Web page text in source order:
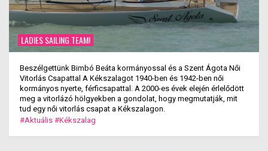
LADIES SAILING TEAM!
Beszélgettünk Bimbó Beáta kormányossal és a Szent Ágota Női
Vitorlás Csapattal A Kékszalagot 1940-ben és 1942-ben női
kormányos nyerte, férficsapattal. A 2000-es évek elején érlelődött
meg a vitorlázó hölgyekben a gondolat, hogy megmutatják, mit
tud egy női vitorlás csapat a Kékszalagon.
#Aktuális #Kékszalag